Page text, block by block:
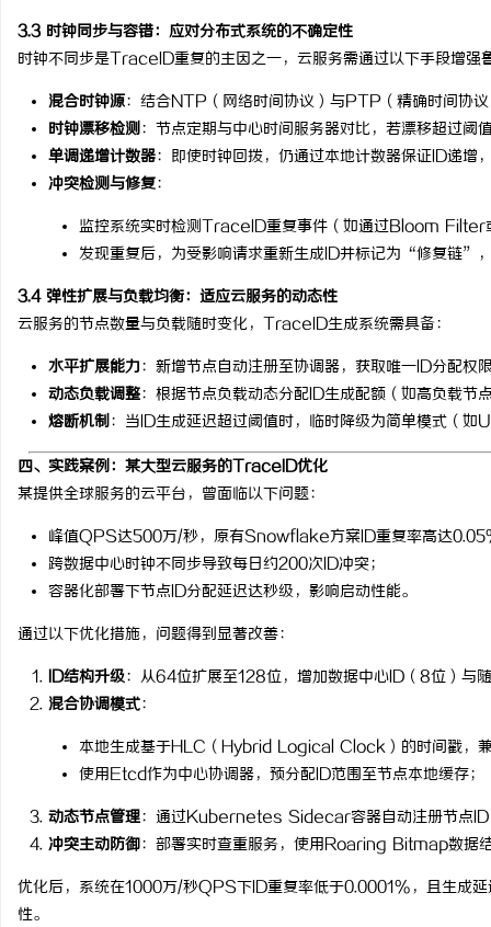
3.3 时钟同步与容错：应对分布式系统的不确定性
时钟不同步是TraceID重复的主因之一，云服务需通过以下手段增强
混合时钟源：结合NTP（网络时间协议）与PTP（精确时间
时钟漂移检测：节点定期与中心时间服务器对比，若漂移超过
单调递增计数器：即使时钟回拨，仍通过本地计数器保证ID递增
冲突检测与修复：
监控系统实时检测TraceID重复事件（如通过Bloom Filter
发现重复后，为受影响请求重新生成ID并标记为“修复链”
3.4 弹性扩展与负载均衡：适应云服务的动态性
云服务的节点数量与负载随时变化，TraceID生成系统需具备：
水平扩展能力：新增节点自动注册至协调器，获取唯一ID分配权
动态负载调整：根据节点负载动态分配ID生成配额（如高负载节
熔断机制：当ID生成延迟超过阈值时，临时降级为简单模式（如
四、实践案例：某大型云服务的TraceID优化
某提供全球服务的云平台，曾面临以下问题：
峰值QPS达500万/秒，原有Snowflake方案ID重复率高达
跨数据中心时钟不同步导致每日约200次ID冲突；
容器化部署下节点ID分配延迟达秒级，影响启动性能。
通过以下优化措施，问题得到显著改善：
ID结构升级：从64位扩展至128位，增加数据中心ID（8位）与
混合协调模式：
本地生成基于HLC（Hybrid Logical Clock）的时间戳，
使用Etcd作为中心协调器，预分配ID范围至节点本地缓存；
动态节点管理：通过Kubernetes Sidecar容器自动注册节点ID
冲突主动防御：部署实时查重服务，使用Roaring Bitmap数据
优化后，系统在1000万/秒QPS下ID重复率低于0.0001%，且生成
性。